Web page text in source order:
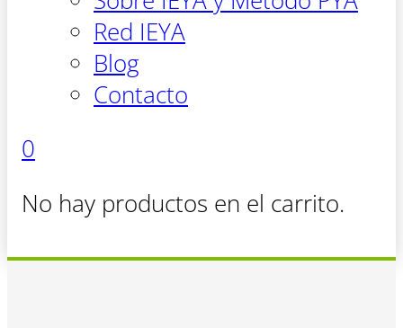
Red IEYA
Blog
Contacto
0
No hay productos en el carrito.